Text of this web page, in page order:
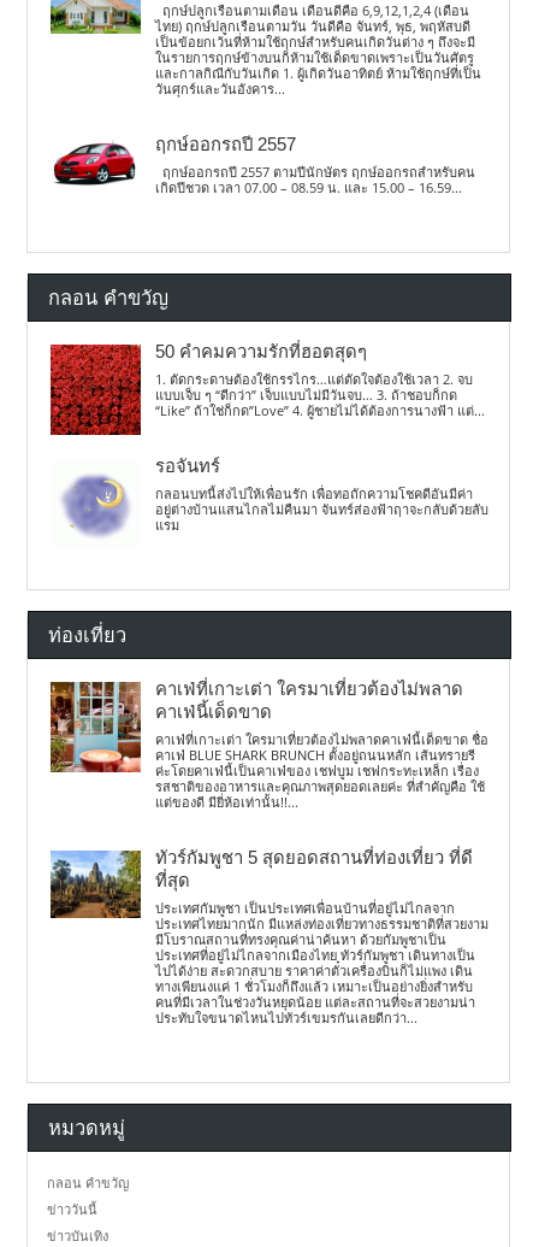
ฤกษ์ปลูกเรือนตามเดือน เดือนดีคือ 6,9,12,1,2,4 (เดือน
ไทย) ฤกษ์ปลูกเรือนตามวัน วันดีคือ จันทร์, พุธ, พฤหัสบดี
เป็นข้อยกเว้นที่ห้ามใช้ฤกษ์สำหรับคนเกิดวันต่าง ๆ ถึงจะมี
ในรายการฤกษ์ข้างบนก็ห้ามใช้เด็ดขาดเพราะเป็นวันศัตรู
และกาลกิณีกับวันเกิด 1. ผู้เกิดวันอาทิตย์ ห้ามใช้ฤกษ์ที่เป็น
วันศุกร์และวันอังคาร...
ฤกษ์ออกรถปี 2557
ฤกษ์ออกรถปี 2557 ตามปีนักษัตร ฤกษ์ออกรถสำหรับคน
เกิดปีชวด เวลา 07.00 – 08.59 น. และ 15.00 – 16.59...
กลอน คำขวัญ
50 คำคมความรักที่ฮอตสุดๆ
1. ตัดกระดาษต้องใช้กรรไกร…แต่ตัดใจต้องใช้เวลา 2. จบ
แบบเจ็บ ๆ “ดีกว่า” เจ็บแบบไม่มีวันจบ… 3. ถ้าชอบก็กด
“Like” ถ้าใช่ก็กด”Love” 4. ผู้ชายไม่ได้ต้องการนางฟ้า แต่...
รอจันทร์
กลอนบทนี้ส่งไปให้เพื่อนรัก เพื่อทอถักความโชคดีอันมีค่า
อยู่ต่างบ้านแสนไกลไม่คืนมา จันทร์ส่องฟ้าฤาจะกลับด้วยลับ
แรม
ท่องเที่ยว
คาเฟ่ที่เกาะเต่า ใครมาเที่ยวต้องไม่พลาด
คาเฟ่นี้เด็ดขาด
คาเฟ่ที่เกาะเต่า ใครมาเที่ยวต้องไม่พลาดคาเฟ่นี้เด็ดขาด ชื่อ
คาเฟ่ BLUE SHARK BRUNCH ตั้งอยู่ถนนหลัก เส้นทรายรี
ค่ะโดยคาเฟ่นี้เป็นคาเฟ่ของ เชฟบูม เชฟกระทะเหล็ก เรื่อง
รสชาติของอาหารและคุณภาพสุดยอดเลยค่ะ ที่สำคัญคือ ใช้
แต่ของดี มียี่ห้อเท่านั้น!!...
ทัวร์กัมพูชา 5 สุดยอดสถานที่ท่องเที่ยว ที่ดี
ที่สุด
ประเทศกัมพูชา เป็นประเทศเพื่อนบ้านที่อยู่ไม่ไกลจาก
ประเทศไทยมากนัก มีแหล่งท่องเที่ยวทางธรรมชาติที่สวยงาม
มีโบราณสถานที่ทรงคุณค่าน่าค้นหา ด้วยกัมพูชาเป็น
ประเทศที่อยู่ไม่ไกลจากเมืองไทย ทัวร์กัมพูชา เดินทางเป็น
ไปได้ง่าย สะดวกสบาย ราคาค่าตั๋วเครื่องบินก็ไม่แพง เดิน
ทางเพียนงแค่ 1 ชั่วโมงก็ถึงแล้ว เหมาะเป็นอย่างยิ่งสำหรับ
คนที่มีเวลาในช่วงวันหยุดน้อย แต่ละสถานที่จะสวยงามน่า
ประทับใจขนาดไหนไปทัวร์เขมรกันเลยดีกว่า...
หมวดหมู่
กลอน คำขวัญ
ข่าววันนี้
ข่าวบันเทิง